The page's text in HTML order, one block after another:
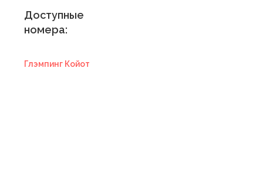
Доступные
номера:
Глэмпинг Койот